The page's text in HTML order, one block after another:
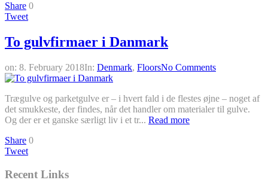
Share 0
Tweet
To gulvfirmaer i Danmark
on: 8. February 2018In: Denmark, FloorsNo Comments
Trægulve og parketgulve er – i hvert fald i de flestes øjne – noget af
det smukkeste, der findes, når det handler om materialer til gulve.
Og der er et ganske særligt liv i et tr... Read more
Share 0
Tweet
Recent Links